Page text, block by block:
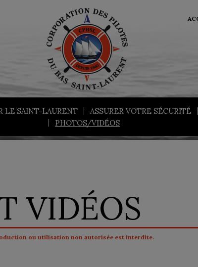
LE SAINT-LAURENT
ASSURER VOTRE SÉCURITÉ
PHOTOS/VIDÉOS
VIDÉOS
ou utilisation non autorisée est interdite.